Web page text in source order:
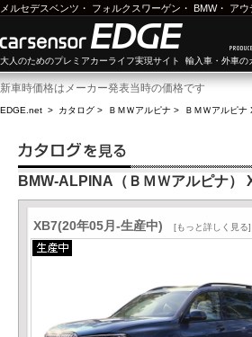
メルセデスベンツ ・ フォルクスワーゲン ・ BMW・ アウ
大人のためのプレミアカーライフ実現サイト 輸入車・外車の
新車時価格はメーカー発表当時の価格です
EDGE.net > カタログ > ＢＭＷアルピナ > ＢＭＷアルピナ
BMW-ALPINA（ＢＭＷアルピナ）
XB7(20年05月-生産中) [もっと詳しく見る]